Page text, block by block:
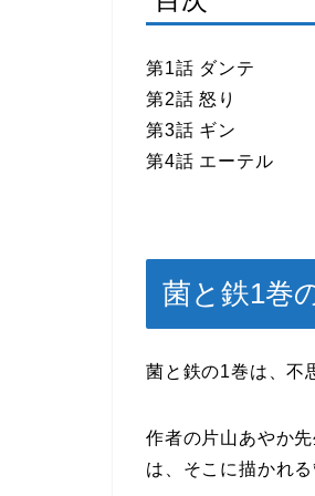
第1話 ダンテ
第2話 怒り
第3話 ギン
第4話 エーテル
菌と鉄1巻
菌と鉄の1巻は、不
作者の片山あやか
は、そこに描かれ